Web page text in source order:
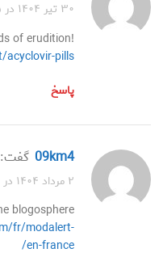
۳۰ تیر ۱۴۰۴ در ۱۲:۲۵ ق.ظ
of erudition!
pills/
پاسخ
09km4 گفت:
۲ مرداد ۱۴۰۴ در ۴:۲۹ ق.ظ
blogosphere
fr/modalert-
en-france/